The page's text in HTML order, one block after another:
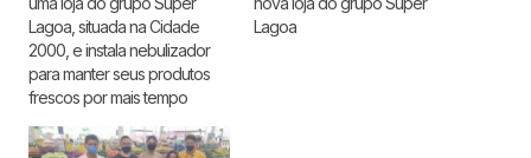
Lagoa, situada na Cidade
2000, e instala nebulizador
para manter seus produtos
frescos por mais tempo
Lagoa